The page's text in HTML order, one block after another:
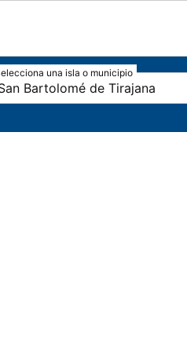
Bartolomé de Tirajana
una isla o municipio